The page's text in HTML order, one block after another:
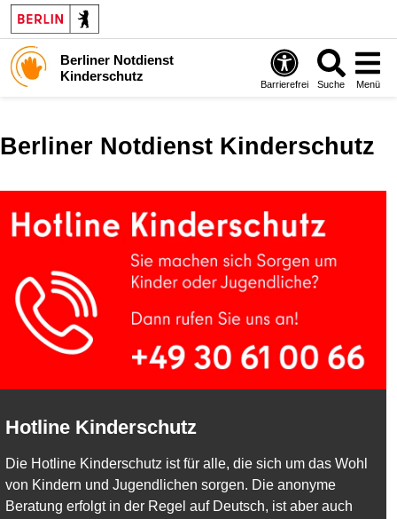
Berliner Notdienst
Kinderschutz
Barrierefrei Suche Menü
Berliner Notdienst Kinderschutz
Hotline Kinderschutz
Die Hotline Kinderschutz ist für alle, die sich um das Wohl
von Kindern und Jugendlichen sorgen. Die anonyme
Beratung erfolgt in der Regel auf Deutsch, ist aber auch